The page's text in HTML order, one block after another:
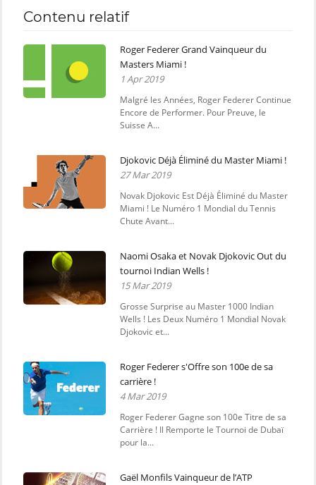
Contenu relatif
Roger Federer Grand Vainqueur du
Masters Miami !
1 Apr 2019
Malgré les Années, Roger Federer Continue
Encore de Performer. Pour Preuve, le
Suisse A...
Djokovic Déjà Éliminé du Master Miami !
27 Mar 2019
Novak Djokovic Est Déjà Éliminé du Master
Miami ! Le Numéro 1 Mondial du Tennis
Chute Avant...
Naomi Osaka et Novak Djokovic Out du
tournoi Indian Wells !
15 Mar 2019
Grosse Surprise au Master 1000 Indian
Wells ! Les Deux Numéro 1 Mondial Novak
Djokovic et...
Roger Federer s'Offre son 100e de sa
carrière !
4 Mar 2019
Roger Federer Gagne son 100e Titre de sa
Carrière ! Il Remporte le Tournoi de Dubaï
pour la...
Gaël Monfils Vainqueur de l’ATP